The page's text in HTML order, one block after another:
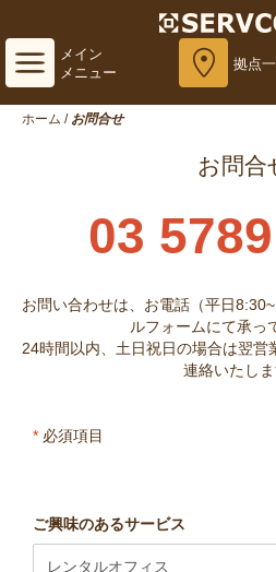
メイン
メニュー
拠点
ホーム / お問合せ
お問合
03
お問い合わせは、お電話（平日
ルフォームにて承っ
24時間以内、土日祝日の場合は翌営
連絡いたしま
* 必須項目
ご興味のあるサービス